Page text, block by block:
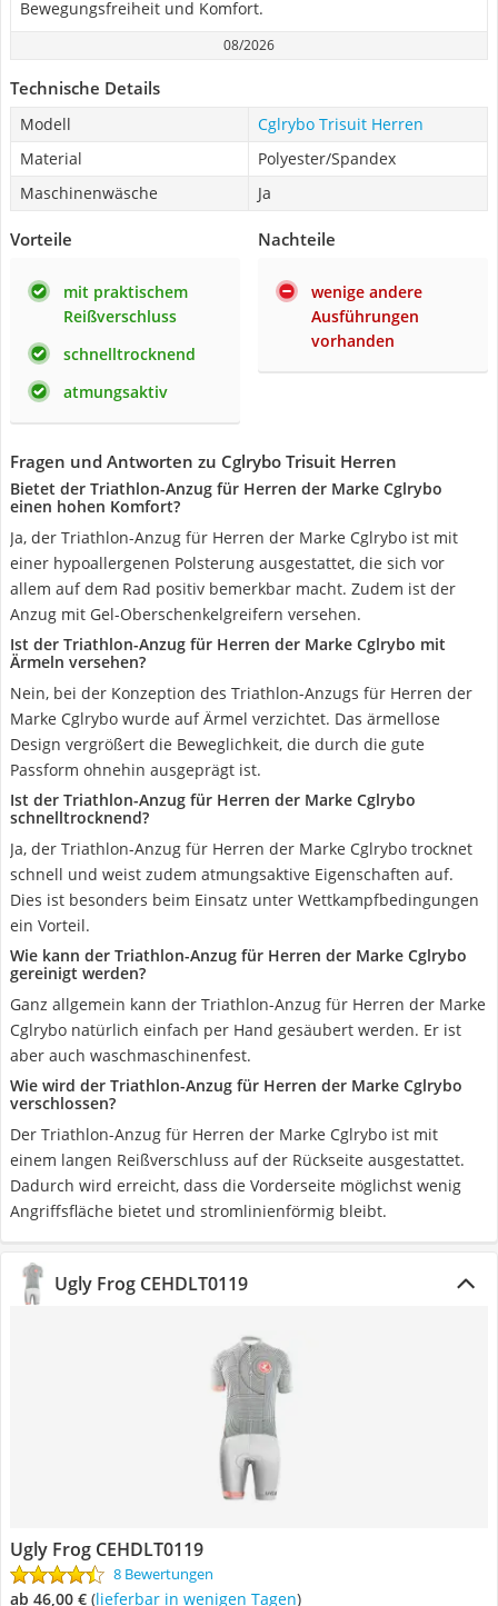
Bewegungsfreiheit und Komfort.
08/2026
Technische Details
Modell
Cglrybo Trisuit Herren
Material
Polyester/Spandex
Maschinenwäsche
Ja
Vorteile
mit praktischem
Reißverschluss
schnelltrocknend
atmungsaktiv
Nachteile
wenige andere
Ausführungen
vorhanden
Fragen und Antworten zu Cglrybo Trisuit Herren
Bietet der Triathlon-Anzug für Herren der Marke Cglrybo
einen hohen Komfort?
Ja, der Triathlon-Anzug für Herren der Marke Cglrybo ist mit
einer hypoallergenen Polsterung ausgestattet, die sich vor
allem auf dem Rad positiv bemerkbar macht. Zudem ist der
Anzug mit Gel-Oberschenkelgreifern versehen.
Ist der Triathlon-Anzug für Herren der Marke Cglrybo mit
Ärmeln versehen?
Nein, bei der Konzeption des Triathlon-Anzugs für Herren der
Marke Cglrybo wurde auf Ärmel verzichtet. Das ärmellose
Design vergrößert die Beweglichkeit, die durch die gute
Passform ohnehin ausgeprägt ist.
Ist der Triathlon-Anzug für Herren der Marke Cglrybo
schnelltrocknend?
Ja, der Triathlon-Anzug für Herren der Marke Cglrybo trocknet
schnell und weist zudem atmungsaktive Eigenschaften auf.
Dies ist besonders beim Einsatz unter Wettkampfbedingungen
ein Vorteil.
Wie kann der Triathlon-Anzug für Herren der Marke Cglrybo
gereinigt werden?
Ganz allgemein kann der Triathlon-Anzug für Herren der Marke
Cglrybo natürlich einfach per Hand gesäubert werden. Er ist
aber auch waschmaschinenfest.
Wie wird der Triathlon-Anzug für Herren der Marke Cglrybo
verschlossen?
Der Triathlon-Anzug für Herren der Marke Cglrybo ist mit
einem langen Reißverschluss auf der Rückseite ausgestattet.
Dadurch wird erreicht, dass die Vorderseite möglichst wenig
Angriffsfläche bietet und stromlinienförmig bleibt.
Ugly Frog CEHDLT0119
Ugly Frog CEHDLT0119
8 Bewertungen
ab 46,00 € ( Lieferbar in wenigen Tagen)